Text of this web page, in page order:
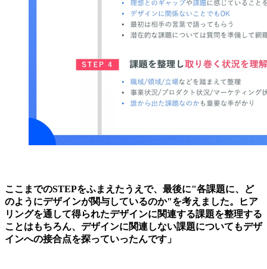
ここまでのSTEPをふまえたうえで、最後に"各課題に、ど
のようにデザインが関与しているのか"を考えました。ヒア
リングを通して得られたデザインに関連する課題を整理する
ことはもちろん、デザインに関連しない課題についてもデザ
インへの接合点を探っていったんです」